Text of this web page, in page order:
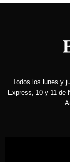
Todos los lunes y
Express, 10 y 11 de